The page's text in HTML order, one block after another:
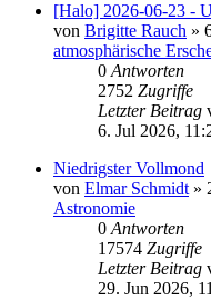
[Halo] 2026-06-23 -
von Brigitte Rauch »
atmosphärische
0 Antworten
2752 Zugriffe
Letzter Beitrag
6. Jul 2026,
Niedrigster Vollmond
von Elmar Schmidt »
Astronomie
0 Antworten
17574 Zugriffe
Letzter Beitrag
29. Jun 2026,